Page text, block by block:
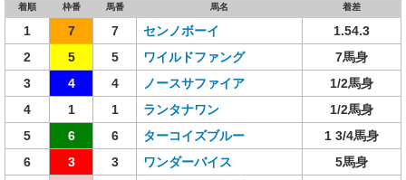
着順 枠番 馬番 馬名 着差
1 7 7 センノボーイ
1.54.3
2
5 5 ワイルドファング
7馬身
3
4 4 ノースサファイア
1/2馬身
4
1 1 ランタナワン
1/2馬身
5
6 6 ターコイズブルー
1 3/4馬身
6
3 3 ワンダーバイス
5馬身